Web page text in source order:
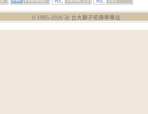
© 1995-2026 卍 台大獅子吼佛學專站